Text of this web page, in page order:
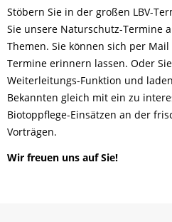
Stöbern Sie in der großen LBV-
Sie unsere Naturschutz-Termine
Themen. Sie können sich per
Termine erinnern lassen. Oder
Weiterleitungs-Funktion und
Bekannten gleich mit ein zu
Biotoppflege-Einsätzen an der
Vorträgen.
Wir freuen uns auf Sie!